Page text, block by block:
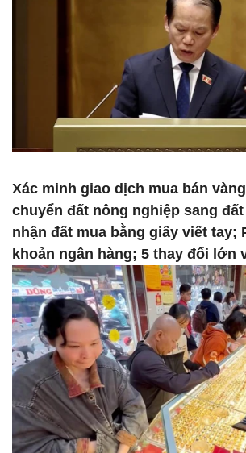
Xác minh giao dịch mua bán
chuyển đất nông nghiệp sang
nhận đất mua bằng giấy viết tay;
khoản ngân hàng; 5 thay đổi lớn